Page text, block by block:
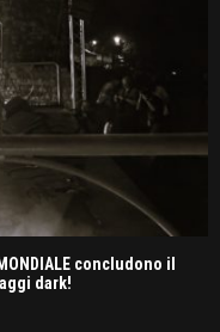
concludono il
dark!